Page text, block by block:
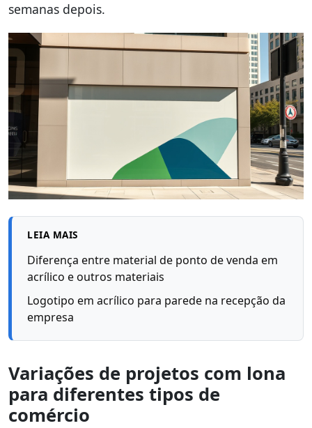
semanas depois.
LEIA MAIS
Diferença entre material de ponto de venda em
acrílico e outros materiais
Logotipo em acrílico para parede na recepção da
empresa
Variações de projetos com lona
para diferentes tipos de
comércio